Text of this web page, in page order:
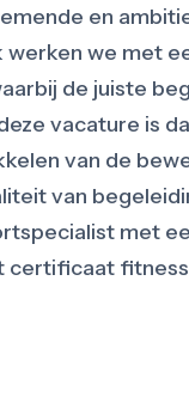
en
we met
de juiste
vacature is
van de
van
met
certificaat